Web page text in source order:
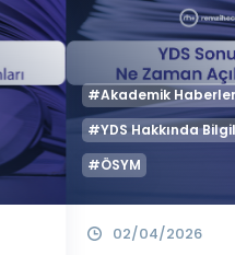
#Akademik
#YDS Hakkında
#ÖSYM
02/04/2026